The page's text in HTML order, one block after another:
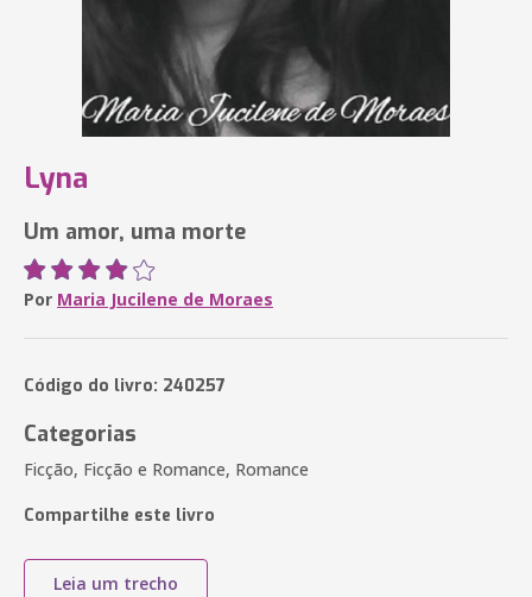
Lyna
Um amor, uma morte
Por Maria Jucilene de Moraes
Código do livro: 240257
Categorias
Ficção, Ficção e Romance, Romance
Compartilhe este livro
Leia um trecho